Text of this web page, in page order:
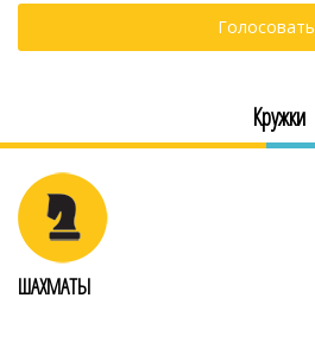
Голосовать
Кружки
ШАХМАТЫ